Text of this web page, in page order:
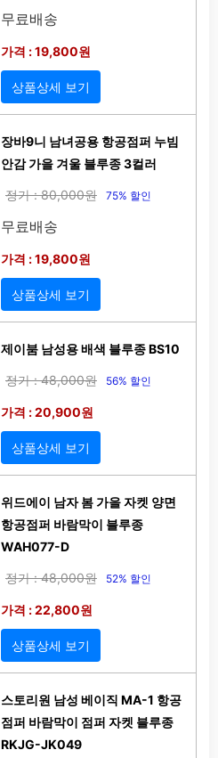
무료배송
가격 : 19,800원
상품상세 보기
장바9니 남녀공용 항공점퍼 누빔
안감 가을 겨울 블루종 3컬러
정가 : 80,000원 75% 할인
무료배송
가격 : 19,800원
상품상세 보기
제이붐 남성용 배색 블루종 BS10
정가 : 48,000원 56% 할인
가격 : 20,900원
상품상세 보기
위드에이 남자 봄 가을 자켓 양면
항공점퍼 바람막이 블루종
WAH077-D
정가 : 48,000원 52% 할인
가격 : 22,800원
상품상세 보기
스토리원 남성 베이직 MA-1 항공
점퍼 바람막이 점퍼 자켓 블루종
RKJG-JK049